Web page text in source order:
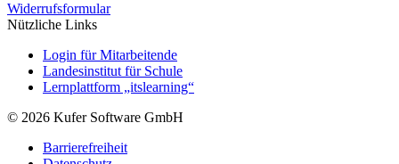
Widerrufsformular
Nützliche Links
Login für Mitarbeitende
Landesinstitut für Schule
Lernplattform „itslearning“
© 2026 Kufer Software GmbH
Barrierefreiheit